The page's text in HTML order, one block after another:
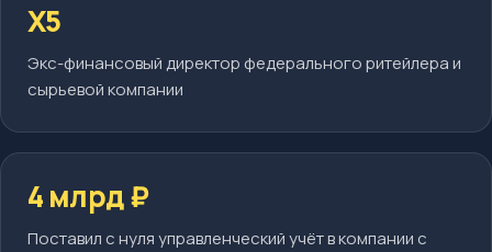
X5
Экс-финансовый директор федерального ритейлера и
сырьевой компании
4 млрд ₽
Поставил с нуля управленческий учёт в компании с